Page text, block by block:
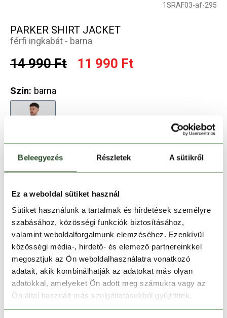
Beleegyezés Részletek A sütikről
Ez a weboldal sütiket használ
Sütiket használunk a tartalmak és hirdetések személyre
szabásához, közösségi funkciók biztosításához,
valamint weboldalforgalmunk elemzéséhez. Ezenkívül
közösségi média-, hirdető- és elemező partnereinkkel
megosztjuk az Ön weboldalhasználatra vonatkozó
adatait, akik kombinálhatják az adatokat más olyan
adatokkal, amelyeket Ön adott meg számukra vagy az
Ön által használt más szolgáltatásokból gyűjtöttek.
1SRAF03-af-295
PARKER SHIRT JACKET
férfi ingkabát - barna
14 990 Ft 11 990 Ft
Szín: barna
M
Kosárba teszem
Melyik üzletben elérhető|Foglalás
30 napos visszaküldés